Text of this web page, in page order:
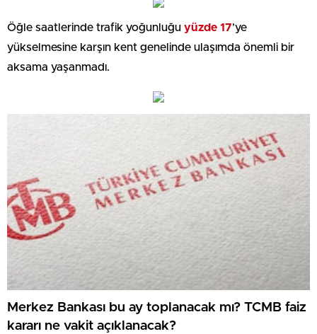
Öğle saatlerinde trafik yoğunluğu yüzde 17’ye
yükselmesine karşın kent genelinde ulaşımda önemli bir
aksama yaşanmadı.
Merkez Bankası bu ay toplanacak mı? TCMB faiz
kararı ne vakit açıklanacak?